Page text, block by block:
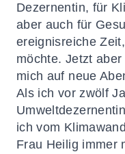
Dezernentin, für
aber auch für
ereignisreiche
möchte. Jetzt
mich auf neue
Als ich vor zwölf
ich vom
Frau Heilig immer